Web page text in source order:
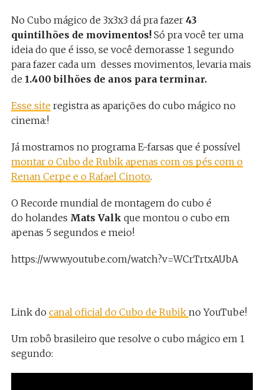
No Cubo mágico de 3x3x3 dá pra fazer 43
quintilhões de movimentos!Só pra você ter uma
ideia do que é isso, se você demorasse 1 segundo
para fazer cada um desses movimentos, levaria mais
de 1.400 bilhões de anos para terminar.
Esse siteregistra as aparições do cubo mágico no
cinema:!
Já mostramos no programa E-farsas que é possível
montar o Cubo de Rubik apenas com os pés com o
Renan Cerpe e o Rafael Cinoto.
O Recorde mundial de montagem do cubo é
do holandes Mats Valk que montou o cubo em
apenas 5 segundos e meio!
https://www.youtube.com/watch?v=WCrTrtxAUbA
Link do canal oficial do Cubo de Rubik no YouTube!
Um robô brasileiro que resolve o cubo mágico em 1
segundo: